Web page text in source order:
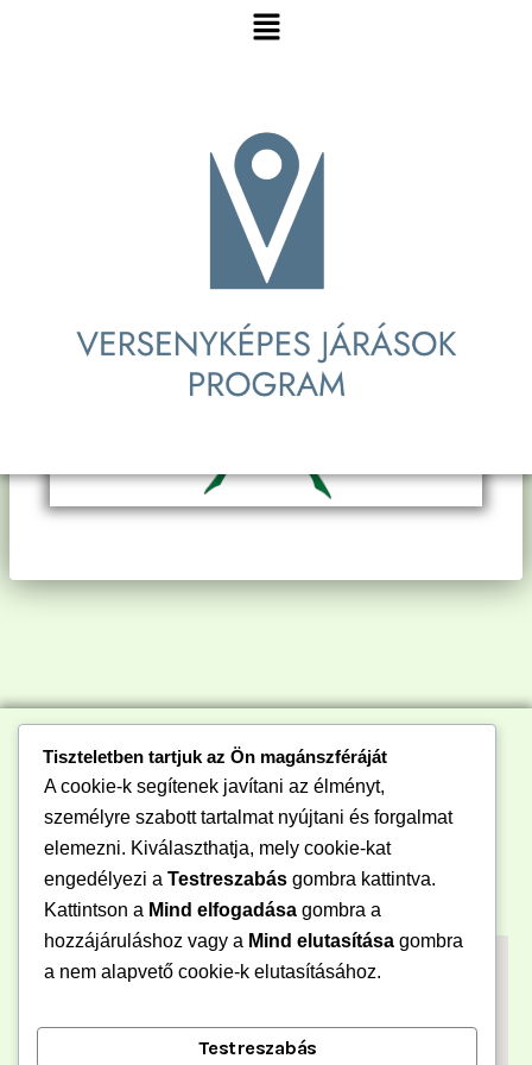
Menu
Tiszteletben tartjuk az Ön magánszféráját
A cookie-k segítenek javítani az élményt,
személyre szabott tartalmat nyújtani és forgalmat
elemezni. Kiválaszthatja, mely cookie-kat
engedélyezi a Testreszabás gombra kattintva.
Kattintson a Mind elfogadása gombra a
hozzájáruláshoz vagy a Mind elutasítása gombra
a nem alapvető cookie-k elutasításához.
Testreszabás